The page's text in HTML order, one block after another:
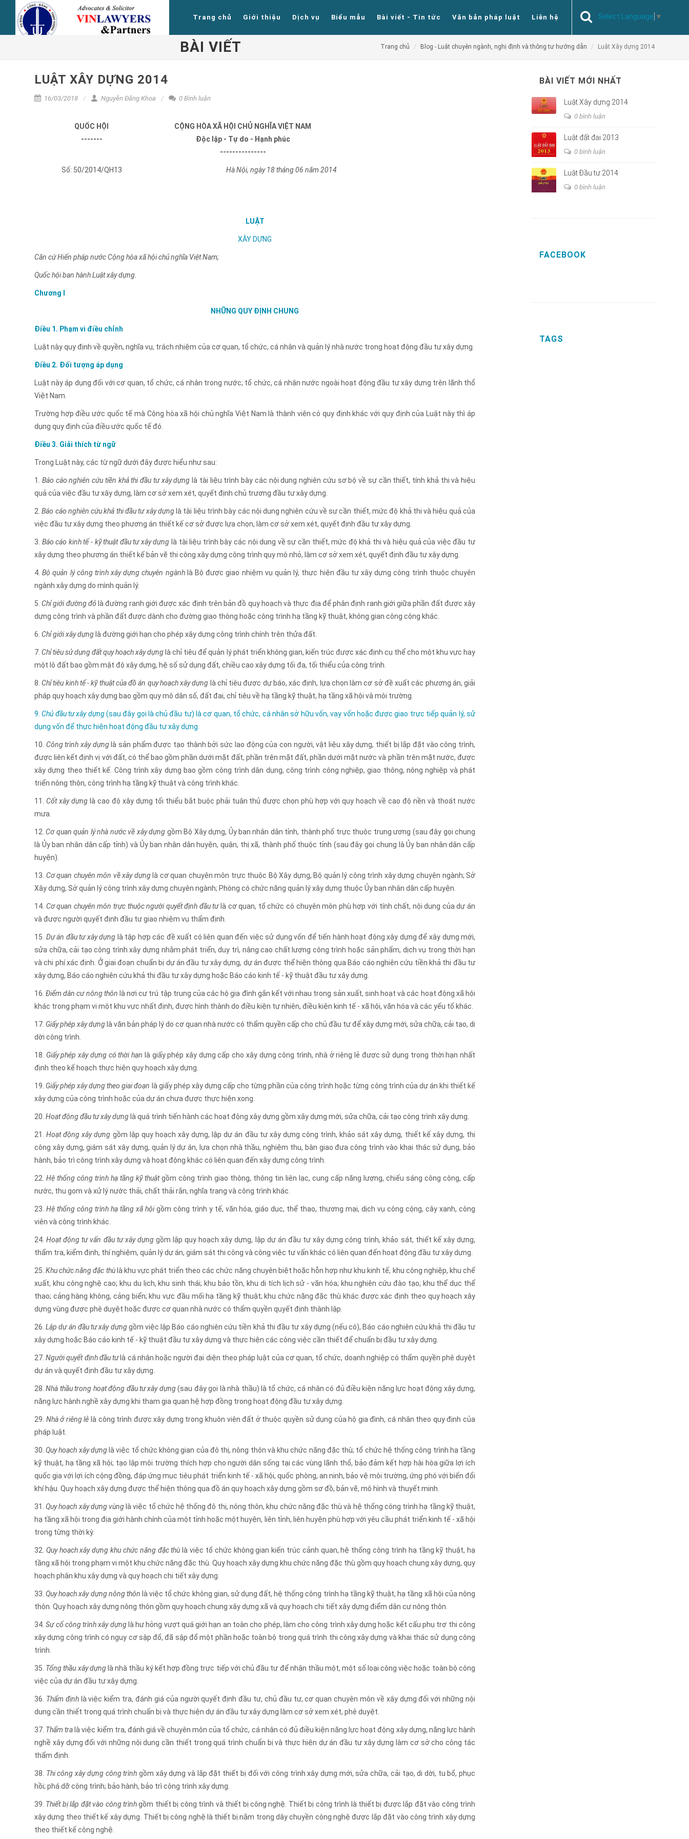
Trang chủ Giới thiệu Dịch vụ Biểu mẫu Bài viết - Tin tức Văn bản pháp luật Liên hệ Select Language ▼
BÀI VIẾT Trang chủ Blog - Luật chuyên ngành, nghị định và thông tư hướng dẫn Luật Xây dựng 2014
LUẬT XÂY DỰNG 2014
16/03/2018 Nguyễn Đăng Khoa 0 Bình luận
QUỐC HỘI
-------
CỘNG HÒA XÃ HỘI CHỦ NGHĨA VIỆT NAM
Độc lập - Tự do - Hạnh phúc
---------------
Số: 50/2014/QH13 Hà Nội, ngày 18 tháng 06 năm 2014
LUẬT
XÂY DỰNG
Căn cứ Hiến pháp nước Cộng hòa xã hội chủ nghĩa Việt Nam;
Quốc hội ban hành Luật xây dựng.
Chương I
NHỮNG QUY ĐỊNH CHUNG
Điều 1. Phạm vi điều chỉnh
Luật này quy định về quyền, nghĩa vụ, trách nhiệm của cơ quan, tổ chức, cá nhân và quản lý nhà nước trong hoạt động đầu tư xây dựng.
Điều 2. Đối tượng áp dụng
Luật này áp dụng đối với cơ quan, tổ chức, cá nhân trong nước; tổ chức, cá nhân nước ngoài hoạt động đầu tư xây dựng trên lãnh thổ
Việt Nam.
Trường hợp điều ước quốc tế mà Cộng hòa xã hội chủ nghĩa Việt Nam là thành viên có quy định khác với quy định của Luật này thì áp
dụng quy định của điều ước quốc tế đó.
Điều 3. Giải thích từ ngữ
Trong Luật này, các từ ngữ dưới đây được hiểu như sau:
1. Báo cáo nghiên cứu tiền khả thi đầu tư xây dựng là tài liệu trình bày các nội dung nghiên cứu sơ bộ về sự cần thiết, tính khả thi và hiệu
quả của việc đầu tư xây dựng, làm cơ sở xem xét, quyết định chủ trương đầu tư xây dựng.
2.Báo cáo nghiên cứu khả thi đầu tư xây dựnglà tài liệu trình bày các nội dung nghiên cứu về sự cần thiết, mức độ khả thi và hiệu quả của
việc đầu tư xây dựng theo phương án thiết kế cơ sở được lựa chọn, làm cơ sở xem xét, quyết định đầu tư xây dựng.
3. Báo cáo kinh tế - kỹ thuật đầu tư xây dựng là tài liệu trình bày các nội dung về sự cần thiết, mức độ khả thi và hiệu quả của việc đầu tư
xây dựng theo phương án thiết kế bản vẽ thi công xây dựng công trình quy mô nhỏ, làm cơ sở xem xét, quyết định đầu tư xây dựng.
4.Bộ quản lý công trình xây dựng chuyên ngànhlà Bộ được giao nhiệm vụ quản lý, thực hiện đầu tư xây dựng công trình thuộc chuyên
ngành xây dựng do mình quản lý.
5.Chỉ giới đường đỏ là đường ranh giới được xác định trên bản đồ quy hoạch và thực địa để phân định ranh giới giữa phần đất được xây
dựng công trình và phần đất được dành cho đường giao thông hoặc công trình hạ tầng kỹ thuật, không gian công cộng khác.
6. Chỉ giới xây dựng là đường giới hạn cho phép xây dựng công trình chính trên thửa đất.
7.Chỉ tiêu sử dụng đất quy hoạch xây dựng là chỉ tiêu để quản lý phát triển không gian, kiến trúc được xác định cụ thể cho một khu vực hay
một lô đất bao gồm mật độ xây dựng, hệ số sử dụng đất, chiều cao xây dựng tối đa, tối thiểu của công trình.
8.Chỉ tiêu kinh tế - kỹ thuật của đồ án quy hoạch xây dựng là chỉ tiêu được dự báo, xác định, lựa chọn làm cơ sở đề xuất các phương án, giải
pháp quy hoạch xây dựng bao gồm quy mô dân số, đất đai, chỉ tiêu về hạ tầng kỹ thuật, hạ tầng xã hội và môi trường.
9.Chủ đầu tư xây dựng(sau đây gọi là chủ đầu tư) là cơ quan, tổ chức, cá nhân sở hữu vốn, vay vốn hoặc được giao trực tiếp quản lý, sử
dụng vốn để thực hiện hoạt động đầu tư xây dựng.
10. Công trình xây dựnglà sản phẩm được tạo thành bởi sức lao động của con người, vật liệu xây dựng, thiết bị lắp đặt vào công trình,
được liên kết định vị với đất, có thể bao gồm phần dưới mặt đất, phần trên mặt đất, phần dưới mặt nước và phần trên mặt nước, được
xây dựng theo thiết kế. Công trình xây dựng bao gồm công trình dân dụng, công trình công nghiệp, giao thông, nông nghiệp và phát
triển nông thôn, công trình hạ tầng kỹ thuật và công trình khác.
11. Cốt xây dựnglà cao độ xây dựng tối thiểu bắt buộc phải tuân thủ được chọn phù hợp với quy hoạch về cao độ nền và thoát nước
mưa.
12.Cơ quan quản lý nhà nước về xây dựng gồm Bộ Xây dựng, Ủy ban nhân dân tỉnh, thành phố trực thuộc trung ương (sau đây gọi chung
là Ủy ban nhân dân cấp tỉnh) và Ủy ban nhân dân huyện, quận, thị xã, thành phố thuộc tỉnh (sau đây gọi chung là Ủy ban nhân dân cấp
huyện).
13. Cơ quan chuyên môn về xây dựnglà cơ quan chuyên môn trực thuộc Bộ Xây dựng, Bộ quản lý công trình xây dựng chuyên ngành; Sở
Xây dựng, Sở quản lý công trình xây dựng chuyên ngành; Phòng có chức năng quản lý xây dựng thuộc Ủy ban nhân dân cấp huyện.
14. Cơ quan chuyên môn trực thuộc người quyết định đầu tưlà cơ quan, tổ chức có chuyên môn phù hợp với tính chất, nội dung của dự án
và được người quyết định đầu tư giao nhiệm vụ thẩm định.
15. Dự án đầu tư xây dựng là tập hợp các đề xuất có liên quan đến việc sử dụng vốn để tiến hành hoạt động xây dựng để xây dựng mới,
sửa chữa, cải tạo công trình xây dựng nhằm phát triển, duy trì, nâng cao chất lượng công trình hoặc sản phẩm, dịch vụ trong thời hạn
và chi phí xác định. Ở giai đoạn chuẩn bị dự án đầu tư xây dựng, dự án được thể hiện thông qua Báo cáo nghiên cứu tiền khả thi đầu tư
xây dựng, Báo cáo nghiên cứu khả thi đầu tư xây dựng hoặc Báo cáo kinh tế - kỹ thuật đầu tư xây dựng.
16.Điểm dân cư nông thôn là nơi cư trú tập trung của các hộ gia đình gắn kết với nhau trong sản xuất, sinh hoạt và các hoạt động xã hội
khác trong phạm vi một khu vực nhất định, được hình thành do điều kiện tự nhiên, điều kiện kinh tế - xã hội, văn hóa và các yếu tố khác.
17. Giấy phép xây dựng là văn bản pháp lý do cơ quan nhà nước có thẩm quyền cấp cho chủ đầu tư để xây dựng mới, sửa chữa, cải tạo, di
dời công trình.
18. Giấy phép xây dựng có thời hạn là giấy phép xây dựng cấp cho xây dựng công trình, nhà ở riêng lẻ được sử dụng trong thời hạn nhất
định theo kế hoạch thực hiện quy hoạch xây dựng.
19. Giấy phép xây dựng theo giai đoạn là giấy phép xây dựng cấp cho từng phần của công trình hoặc từng công trình của dự án khi thiết kế
xây dựng của công trình hoặc của dự án chưa được thực hiện xong.
20. Hoạt động đầu tư xây dựng là quá trình tiến hành các hoạt động xây dựng gồm xây dựng mới, sửa chữa, cải tạo công trình xây dựng.
21.Hoạt động xây dựng gồm lập quy hoạch xây dựng, lập dự án đầu tư xây dựng công trình, khảo sát xây dựng, thiết kế xây dựng, thi
công xây dựng, giám sát xây dựng, quản lý dự án, lựa chọn nhà thầu, nghiệm thu, bàn giao đưa công trình vào khai thác sử dụng, bảo
hành, bảo trì công trình xây dựng và hoạt động khác có liên quan đến xây dựng công trình.
22. Hệ thống công trình hạ tầng kỹ thuậtgồm công trình giao thông, thông tin liên lạc, cung cấp năng lượng, chiếu sáng công cộng, cấp
nước, thu gom và xử lý nước thải, chất thải rắn, nghĩa trang và công trình khác.
23. Hệ thống công trình hạ tầng xã hộigồm công trình y tế, văn hóa, giáo dục, thể thao, thương mại, dịch vụ công cộng, cây xanh, công
viên và công trình khác.
24.Hoạt động tư vấn đầu tư xây dựnggồm lập quy hoạch xây dựng, lập dự án đầu tư xây dựng công trình, khảo sát, thiết kế xây dựng,
thẩm tra, kiểm định, thí nghiệm, quản lý dự án, giám sát thi công và công việc tư vấn khác có liên quan đến hoạt động đầu tư xây dựng.
25.Khu chức năng đặc thùlà khu vực phát triển theo các chức năng chuyên biệt hoặc hỗn hợp như khu kinh tế, khu công nghiệp, khu chế
xuất, khu công nghệ cao; khu du lịch, khu sinh thái; khu bảo tồn, khu di tích lịch sử - văn hóa; khu nghiên cứu đào tạo; khu thể dục thể
thao; cảng hàng không, cảng biển; khu vực đầu mối hạ tầng kỹ thuật; khu chức năng đặc thù khác được xác định theo quy hoạch xây
dựng vùng được phê duyệt hoặc được cơ quan nhà nước có thẩm quyền quyết định thành lập.
26.Lập dự án đầu tư xây dựnggồm việc lập Báo cáo nghiên cứu tiền khả thi đầu tư xây dựng (nếu có), Báo cáo nghiên cứu khả thi đầu tư
xây dựng hoặc Báo cáo kinh tế - kỹ thuật đầu tư xây dựng và thực hiện các công việc cần thiết để chuẩn bị đầu tư xây dựng.
27.Người quyết định đầu tưlà cá nhân hoặc người đại diện theo pháp luật của cơ quan, tổ chức, doanh nghiệp có thẩm quyền phê duyệt
dự án và quyết định đầu tư xây dựng.
28.Nhà thầu trong hoạt động đầu tư xây dựng(sau đây gọi là nhà thầu) là tổ chức, cá nhân có đủ điều kiện năng lực hoạt động xây dựng,
năng lực hành nghề xây dựng khi tham gia quan hệ hợp đồng trong hoạt động đầu tư xây dựng.
29. Nhà ở riêng lẻ là công trình được xây dựng trong khuôn viên đất ở thuộc quyền sử dụng của hộ gia đình, cá nhân theo quy định của
pháp luật.
30.Quy hoạch xây dựnglà việc tổ chức không gian của đô thị, nông thôn và khu chức năng đặc thù; tổ chức hệ thống công trình hạ tầng
kỹ thuật, hạ tầng xã hội; tạo lập môi trường thích hợp cho người dân sống tại các vùng lãnh thổ, bảo đảm kết hợp hài hòa giữa lợi ích
quốc gia với lợi ích cộng đồng, đáp ứng mục tiêu phát triển kinh tế - xã hội, quốc phòng, an ninh, bảo vệ môi trường, ứng phó với biến đổi
khí hậu. Quy hoạch xây dựng được thể hiện thông qua đồ án quy hoạch xây dựng gồm sơ đồ, bản vẽ, mô hình và thuyết minh.
31.Quy hoạch xây dựng vùng là việc tổ chức hệ thống đô thị, nông thôn, khu chức năng đặc thù và hệ thống công trình hạ tầng kỹ thuật,
hạ tầng xã hội trong địa giới hành chính của một tỉnh hoặc một huyện, liên tỉnh, liên huyện phù hợp với yêu cầu phát triển kinh tế - xã hội
trong từng thời kỳ.
32. Quy hoạch xây dựng khu chức năng đặc thù là việc tổ chức không gian kiến trúc cảnh quan, hệ thống công trình hạ tầng kỹ thuật, hạ
tầng xã hội trong phạm vi một khu chức năng đặc thù. Quy hoạch xây dựng khu chức năng đặc thù gồm quy hoạch chung xây dựng, quy
hoạch phân khu xây dựng và quy hoạch chi tiết xây dựng.
33.Quy hoạch xây dựng nông thôn là việc tổ chức không gian, sử dụng đất, hệ thống công trình hạ tầng kỹ thuật, hạ tầng xã hội của nông
thôn. Quy hoạch xây dựng nông thôn gồm quy hoạch chung xây dựng xã và quy hoạch chi tiết xây dựng điểm dân cư nông thôn.
34.Sự cố công trình xây dựnglà hư hỏng vượt quá giới hạn an toàn cho phép, làm cho công trình xây dựng hoặc kết cấu phụ trợ thi công
xây dựng công trình có nguy cơ sập đổ, đã sập đổ một phần hoặc toàn bộ trong quá trình thi công xây dựng và khai thác sử dụng công
trình.
35. Tổng thầu xây dựnglà nhà thầu ký kết hợp đồng trực tiếp với chủ đầu tư để nhận thầu một, một số loại công việc hoặc toàn bộ công
việc của dự án đầu tư xây dựng.
36. Thẩm địnhlà việc kiểm tra, đánh giá của người quyết định đầu tư, chủ đầu tư, cơ quan chuyên môn về xây dựng đối với những nội
dung cần thiết trong quá trình chuẩn bị và thực hiện dự án đầu tư xây dựng làm cơ sở xem xét, phê duyệt.
37. Thẩm tra là việc kiểm tra, đánh giá về chuyên môn của tổ chức, cá nhân có đủ điều kiện năng lực hoạt động xây dựng, năng lực hành
nghề xây dựng đối với những nội dung cần thiết trong quá trình chuẩn bị và thực hiện dự án đầu tư xây dựng làm cơ sở cho công tác
thẩm định.
38. Thi công xây dựng công trình gồm xây dựng và lắp đặt thiết bị đối với công trình xây dựng mới, sửa chữa, cải tạo, di dời, tu bổ, phục
hồi; phá dỡ công trình; bảo hành, bảo trì công trình xây dựng.
39. Thiết bị lắp đặt vào công trìnhgồm thiết bị công trình và thiết bị công nghệ. Thiết bị công trình là thiết bị được lắp đặt vào công trình
xây dựng theo thiết kế xây dựng. Thiết bị công nghệ là thiết bị nằm trong dây chuyền công nghệ được lắp đặt vào công trình xây dựng
theo thiết kế công nghệ.
BÀI VIẾT MỚI NHẤT
Luật Xây dựng 2014
0 bình luận
Luật đất đai 2013
0 bình luận
Luật Đầu tư 2014
0 bình luận
FACEBOOK
TAGS